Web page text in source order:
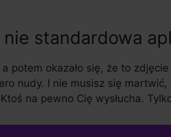
standardowa
potem okazało się, że to
nudy. I nie musisz się
na pewno Cię wysłucha.